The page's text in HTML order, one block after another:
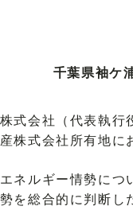
千葉県袖ケ
式会社（代表執行
株式会社所有地に
ネルギー情勢につ
を総合的に判断